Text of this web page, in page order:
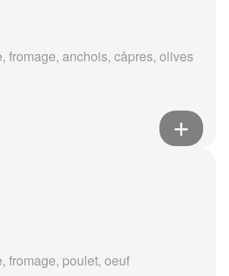
fromage, anchois, câpres, olives
fromage, poulet, oeuf